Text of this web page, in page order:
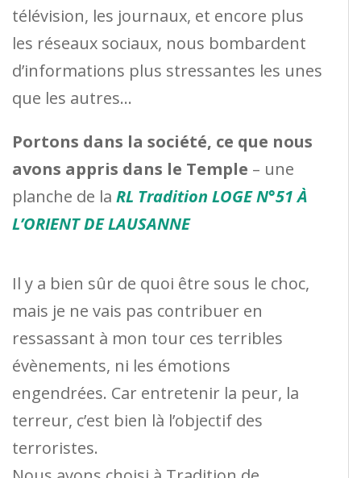
télévision, les journaux, et encore plus
les réseaux sociaux, nous bombardent
d’informations plus stressantes les unes
que les autres…
Portons dans la société, ce que nous
avons appris dans le Temple – une
planche de la RL Tradition LOGE N°51 À
L’ORIENT DE LAUSANNE
Il y a bien sûr de quoi être sous le choc,
mais je ne vais pas contribuer en
ressassant à mon tour ces terribles
évènements, ni les émotions
engendrées. Car entretenir la peur, la
terreur, c’est bien là l’objectif des
terroristes.